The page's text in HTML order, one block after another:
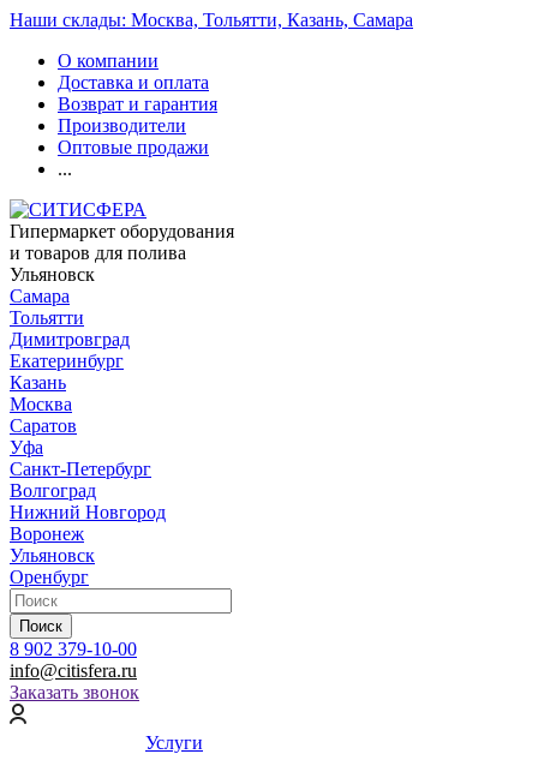
Наши склады: Москва, Тольятти, Казань, Самара
О компании
Доставка и оплата
Возврат и гарантия
Производители
Оптовые продажи
...
Гипермаркет оборудования
и товаров для полива
Ульяновск
Самара
Тольятти
Димитровград
Екатеринбург
Казань
Москва
Саратов
Уфа
Санкт-Петербург
Волгоград
Нижний Новгород
Воронеж
Ульяновск
Оренбург
Поиск
8 902 379-10-00
info@citisfera.ru
Заказать звонок
Услуги